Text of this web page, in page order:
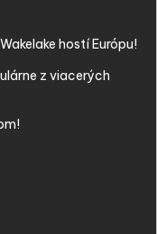
hostí Európu!
z viacerých